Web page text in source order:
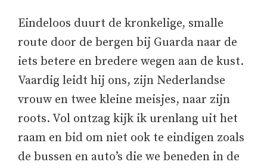
Eindeloos duurt de kronkelige, smalle
route door de bergen bij Guarda naar de
iets betere en bredere wegen aan de kust.
Vaardig leidt hij ons, zijn Nederlandse
vrouw en twee kleine meisjes, naar zijn
roots. Vol ontzag kijk ik urenlang uit het
raam en bid om niet ook te eindigen zoals
de bussen en auto’s die we beneden in de